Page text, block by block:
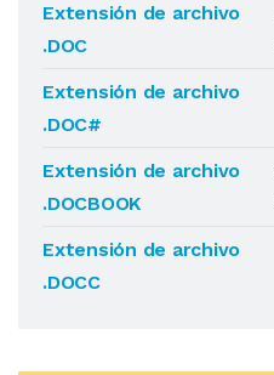
Extensión de archivo
.DOC
Extensión de archivo
.DOC#
Extensión de archivo
.DOCBOOK
Extensión de archivo
.DOCC